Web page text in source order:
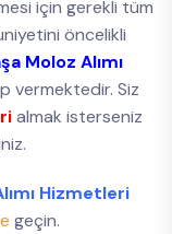
için gerekli tüm
öncelikli
Moloz Alımı
vermektedir. Siz
almak isterseniz
Hizmetleri
geçin.